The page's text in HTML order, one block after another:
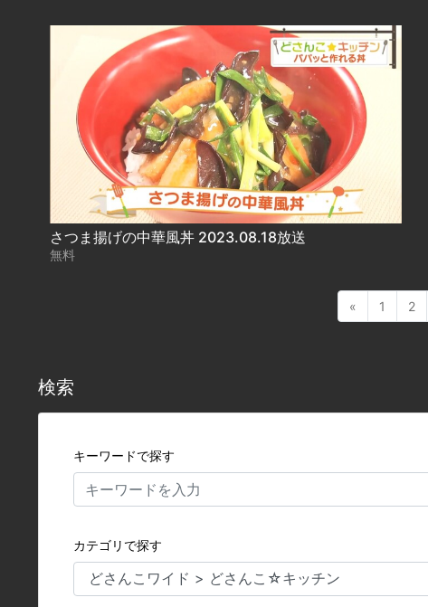
さつま揚げの中華風丼 2023.08.18放送
無料
« 1 2
検索
キーワードで探す
カテゴリで探す